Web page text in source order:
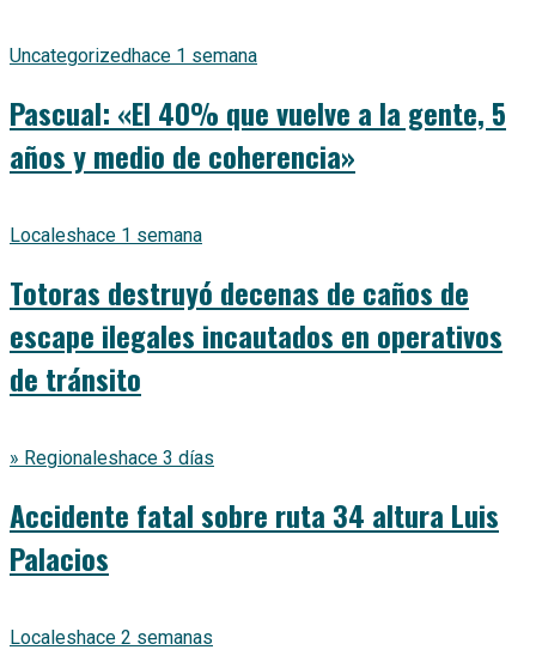
Uncategorized hace 1 semana
Pascual: «El 40% que vuelve a la gente, 5
años y medio de coherencia»
Localeshace 1 semana
Totoras destruyó decenas de caños de
escape ilegales incautados en operativos
de tránsito
» Regionaleshace 3 días
Accidente fatal sobre ruta 34 altura Luis
Palacios
Localeshace 2 semanas